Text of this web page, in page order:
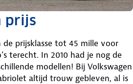
prijs
de prijsklasse tot 45 mille voor
terecht. In 2010 had je nog de
modellen! Bij Volkswagen
altijd trouw gebleven, al is